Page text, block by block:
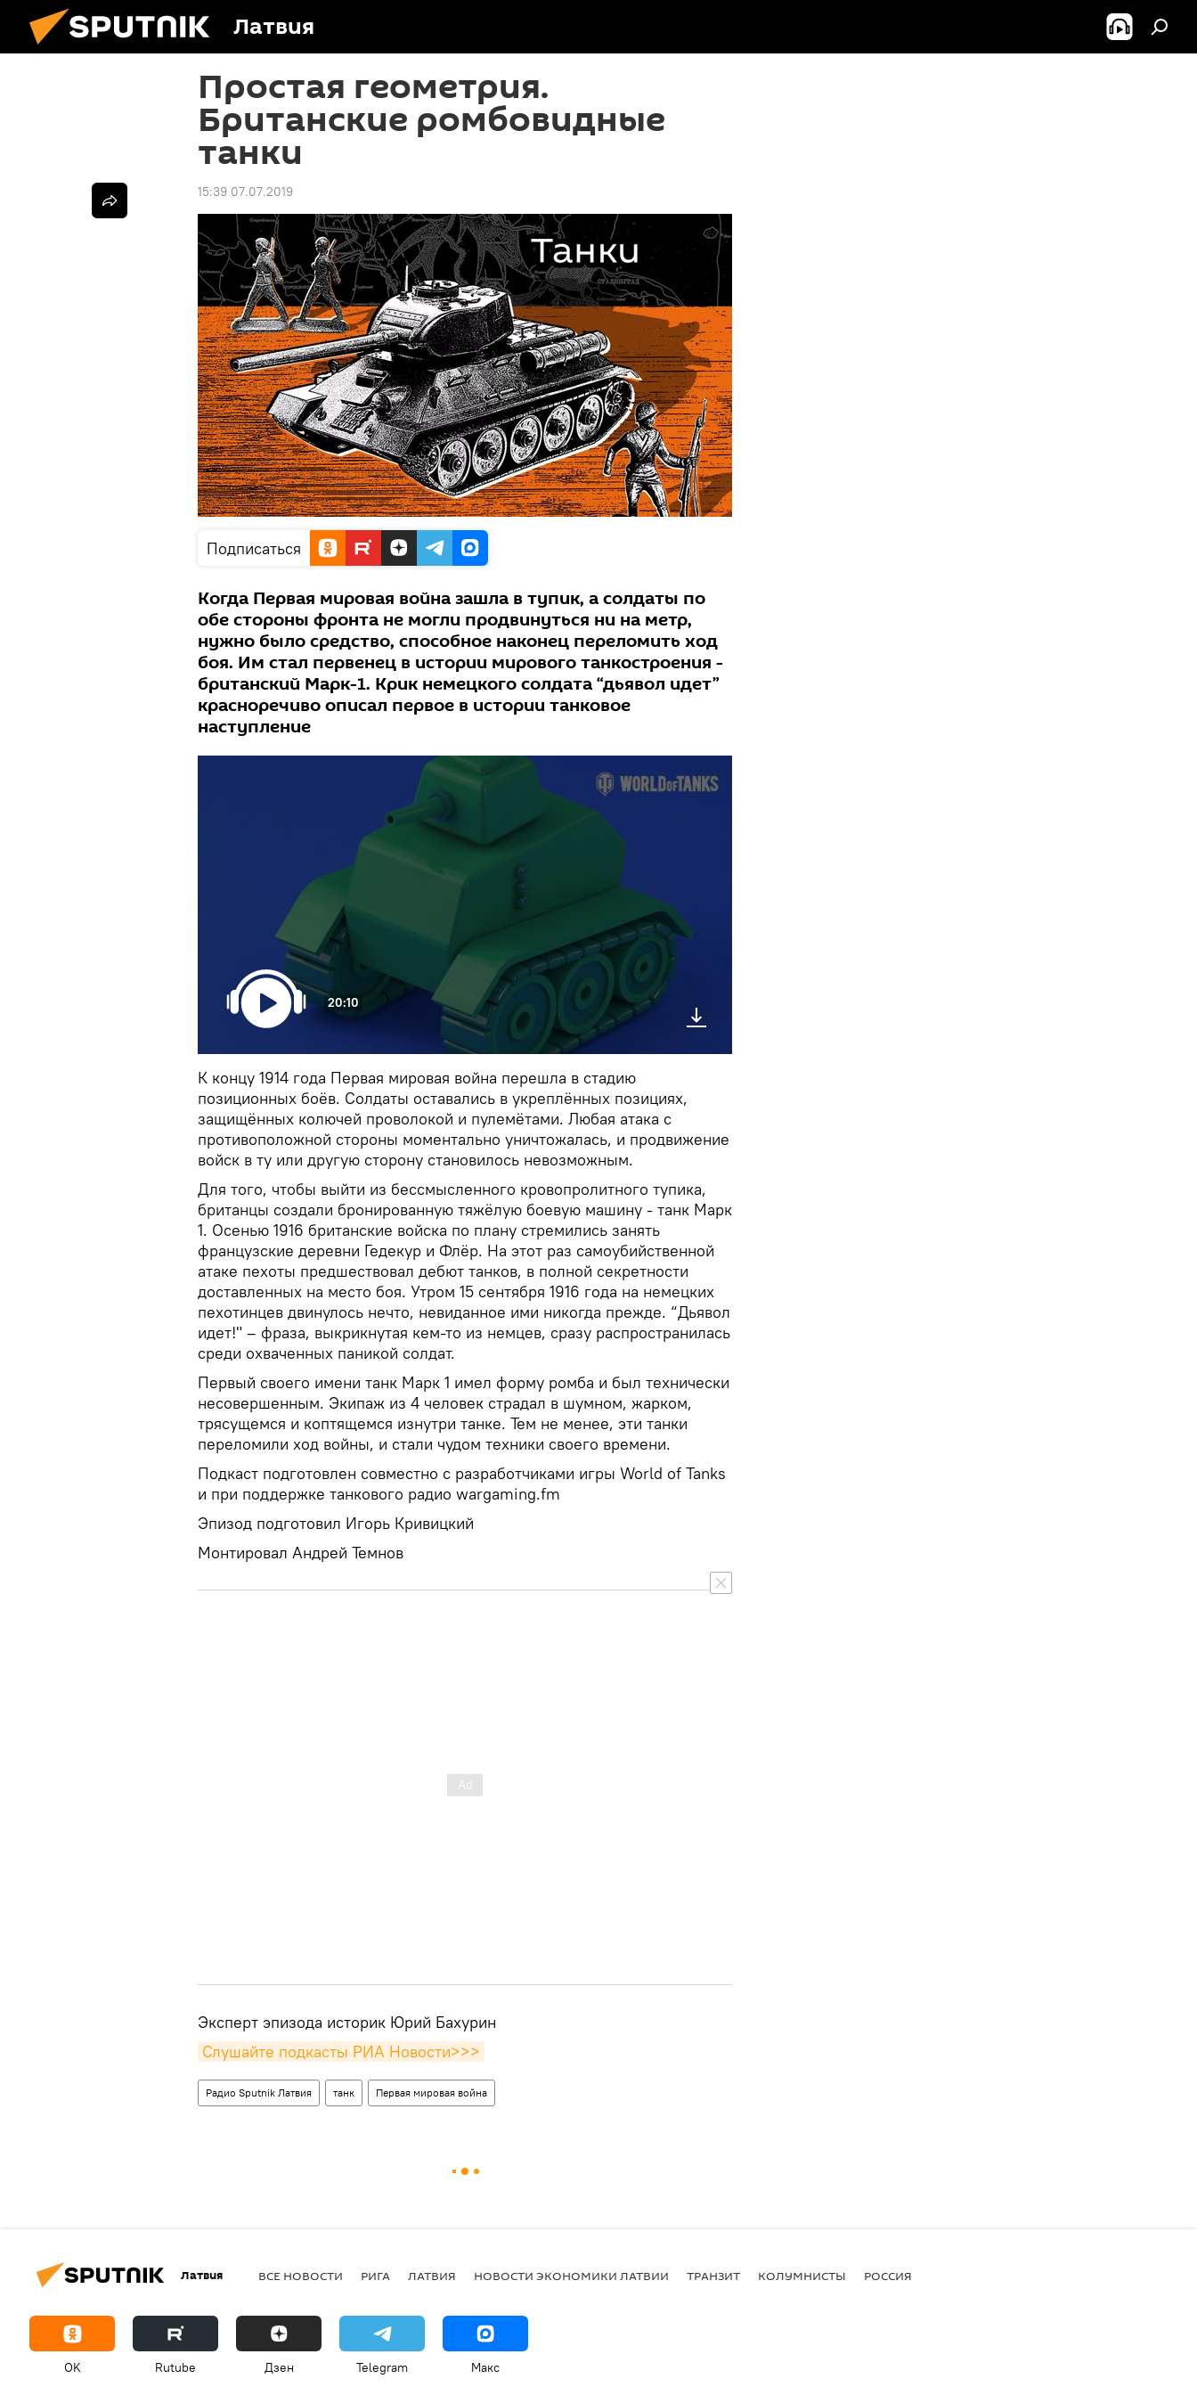
Латвия
Простая геометрия.
Британские ромбовидные
танки
15:39 07.07.2019
Подписаться
Когда Первая мировая война зашла в тупик, а солдаты по
обе стороны фронта не могли продвинуться ни на метр,
нужно было средство, способное наконец переломить ход
боя. Им стал первенец в истории мирового танкостроения -
британский Марк-1. Крик немецкого солдата “дьявол идет”
красноречиво описал первое в истории танковое
наступление
20:10
К концу 1914 года Первая мировая война перешла в стадию
позиционных боёв. Солдаты оставались в укреплённых позициях,
защищённых колючей проволокой и пулемётами. Любая атака с
противоположной стороны моментально уничтожалась, и продвижение
войск в ту или другую сторону становилось невозможным.
Для того, чтобы выйти из бессмысленного кровопролитного тупика,
британцы создали бронированную тяжёлую боевую машину - танк Марк
1. Осенью 1916 британские войска по плану стремились занять
французские деревни Гедекур и Флёр. На этот раз самоубийственной
атаке пехоты предшествовал дебют танков, в полной секретности
доставленных на место боя. Утром 15 сентября 1916 года на немецких
пехотинцев двинулось нечто, невиданное ими никогда прежде. “Дьявол
идет!" – фраза, выкрикнутая кем-то из немцев, сразу распространилась
среди охваченных паникой солдат.
Первый своего имени танк Марк 1 имел форму ромба и был технически
несовершенным. Экипаж из 4 человек страдал в шумном, жарком,
трясущемся и коптящемся изнутри танке. Тем не менее, эти танки
переломили ход войны, и стали чудом техники своего времени.
Подкаст подготовлен совместно с разработчиками игры World of Tanks
и при поддержке танкового радио wargaming.fm
Эпизод подготовил Игорь Кривицкий
Монтировал Андрей Темнов
Эксперт эпизода историк Юрий Бахурин
Слушайте подкасты РИА Новости>>>
Радио Sputnik Латвия танк Первая мировая война
Латвия ВСЕ НОВОСТИ РИГА ЛАТВИЯ НОВОСТИ ЭКОНОМИКИ ЛАТВИИ ТРАНЗИТ КОЛУМНИСТЫ РОССИЯ
OK Rutube Дзен Telegram Макс